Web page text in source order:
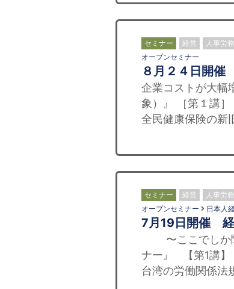
セミナー 経営 人事労務
オープンセミナー
８月２４日開催
企業コストが大幅
象）』 ［第１講
全民健康保険の
セミナー 経営 人事労務
オープンセミナー 日本人
7月19日開催 経
〜ここでしか聞
ナー』 【第1講
台湾の労働関係